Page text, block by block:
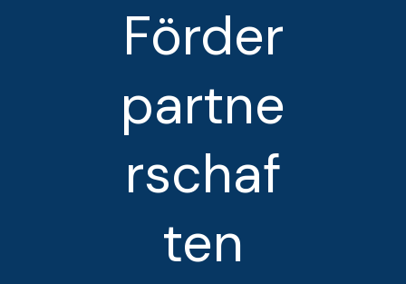
Förder
partne
rschaf
ten